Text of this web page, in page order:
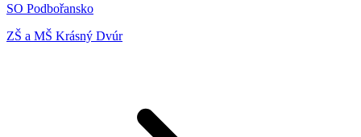
SO Podbořansko
ZŠ a MŠ Krásný Dvúr